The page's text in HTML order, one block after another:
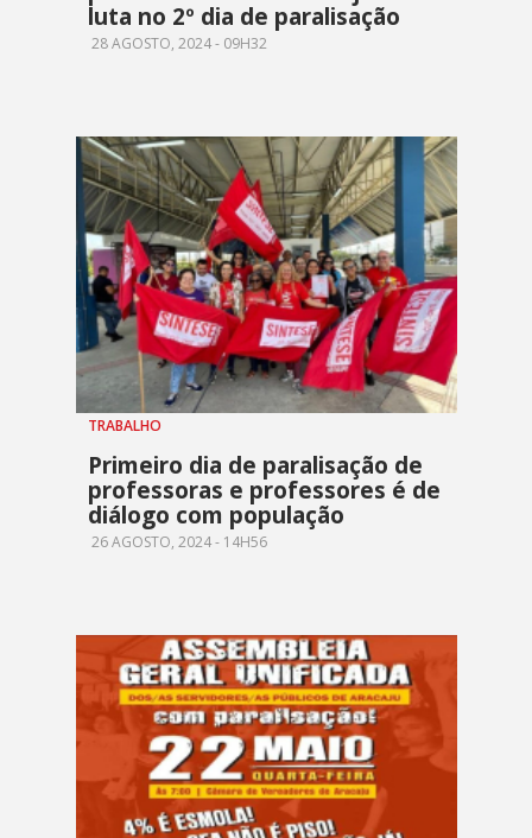
luta no 2º dia de paralisação
28 AGOSTO, 2024 - 09H32
TRABALHO
Primeiro dia de paralisação de
professoras e professores é de
diálogo com população
26 AGOSTO, 2024 - 14H56